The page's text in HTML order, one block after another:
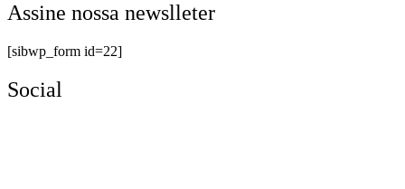
Assine nossa newslleter
[sibwp_form id=22]
Social